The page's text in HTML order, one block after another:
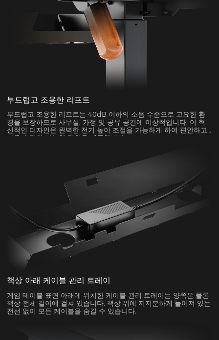
부드럽고 조용한 리프트
부드럽고 조용한 리프트는 40dB 이하의 소음 수준으로 고요한 환
경을 보장하므로 사무실, 가정 및 공유 공간에 이상적입니다. 이 혁
신적인 디자인은 완벽한 전기 높이 조절을 가능하게 하여 편안하고
사용자 정의 가능한 경험을 제공합니다.
책상 아래 케이블 관리 트레이
게임 테이블 표면 아래에 위치한 케이블 관리 트레이는 양쪽은 물론
책상 전체 길이에 걸쳐 있습니다. 책상 위에 지저분하게 늘어져 있는
전선 없이 모든 케이블을 숨길 수 있습니다.